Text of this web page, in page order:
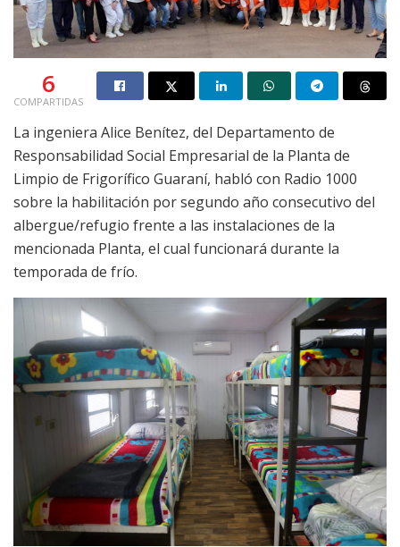
6
COMPARTIDAS
La ingeniera Alice Benítez, del Departamento de
Responsabilidad Social Empresarial de la Planta de
Limpio de Frigorífico Guaraní, habló con Radio 1000
sobre la habilitación por segundo año consecutivo del
albergue/refugio frente a las instalaciones de la
mencionada Planta, el cual funcionará durante la
temporada de frío.